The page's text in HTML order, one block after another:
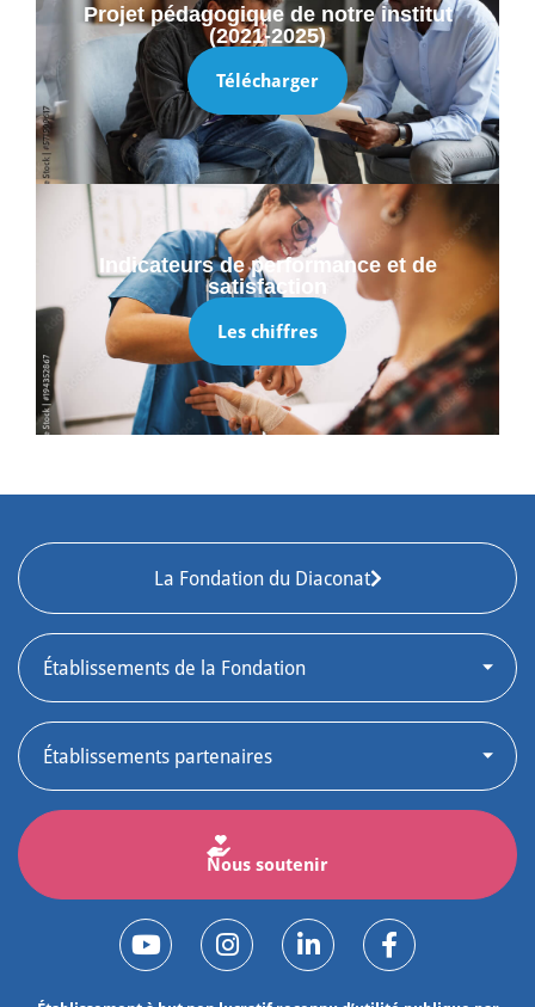
Projet pédagogique de notre institut
(2021-2025)
Télécharger
Indicateurs de performance et de
satisfaction
Les chiffres
La Fondation du Diaconat
Nous soutenir